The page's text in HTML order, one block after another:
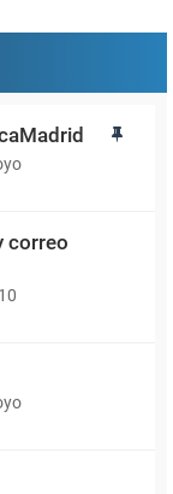
correo